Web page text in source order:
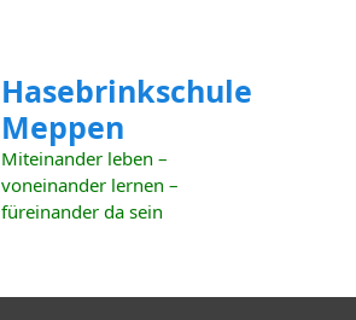
Hasebrinkschule
Meppen
Miteinander leben –
voneinander lernen –
füreinander da sein